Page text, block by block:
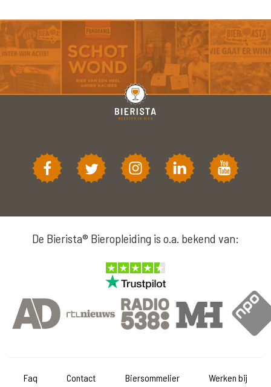
De Bierista® Bieropleiding is o.a. bekend van:
Faq Contact Biersommelier Werken bij